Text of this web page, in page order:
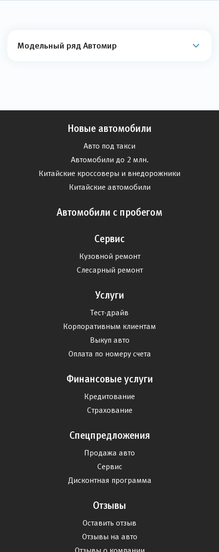
Модельный ряд Автомир
Новые автомобили
Авто под такси
Автомобили до 2 млн.
Китайские кроссоверы и внедорожники
Китайские автомобили
Автомобили с пробегом
Сервис
Кузовной ремонт
Слесарный ремонт
Услуги
Тест-драйв
Корпоративным клиентам
Выкуп авто
Оплата по номеру счета
Финансовые услуги
Кредитование
Страхование
Спецпредложения
Продажа авто
Сервис
Дисконтная программа
Отзывы
Оставить отзыв
Отзывы на авто
Отзывы о компании